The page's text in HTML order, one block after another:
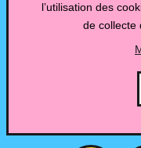
l’utilisation des
de collecte
Politique de